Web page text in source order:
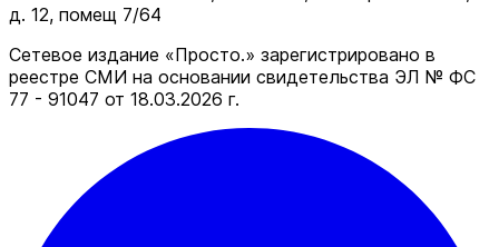
д. 12, помещ 7/64
Сетевое издание «Просто.» зарегистрировано в
реестре СМИ на основании свидетельства ЭЛ № ФС
77 - 91047 от 18.03.2026 г.